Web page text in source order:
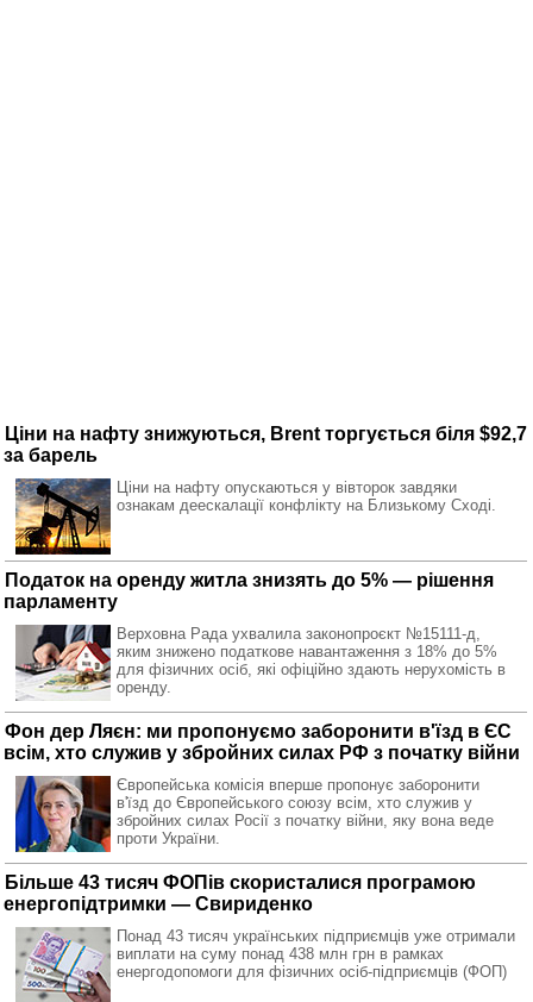
Ціни на нафту знижуються, Brent торгується біля $92,7
за барель
Ціни на нафту опускаються у вівторок завдяки
ознакам деескалації конфлікту на Близькому Сході.
Податок на оренду житла знизять до 5% — рішення
парламенту
Верховна Рада ухвалила законопроєкт №15111-д,
яким знижено податкове навантаження з 18% до 5%
для фізичних осіб, які офіційно здають нерухомість в
оренду.
Фон дер Ляєн: ми пропонуємо заборонити в'їзд в ЄС
всім, хто служив у збройних силах РФ з початку війни
Європейська комісія вперше пропонує заборонити
в'їзд до Європейського союзу всім, хто служив у
збройних силах Росії з початку війни, яку вона веде
проти України.
Більше 43 тисяч ФОПів скористалися програмою
енергопідтримки — Свириденко
Понад 43 тисяч українських підприємців уже отримали
виплати на суму понад 438 млн грн в рамках
енергодопомоги для фізичних осіб-підприємців (ФОП)